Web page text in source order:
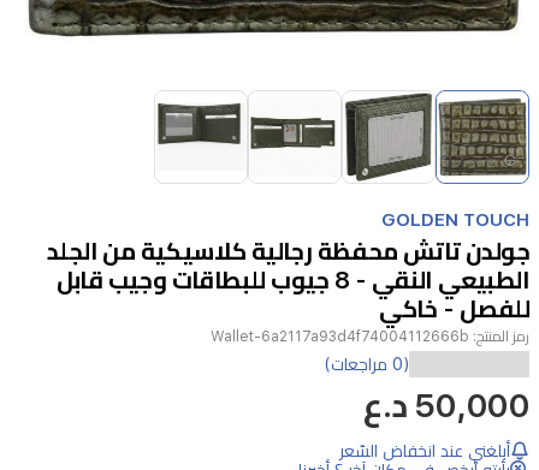
Item
1
of
4
1
4
GOLDEN TOUCH
جولدن تاتش محفظة رجالية كلاسيكية من الجلد
الطبيعي النقي - 8 جيوب للبطاقات وجيب قابل
للفصل - خاكي
رمز المنتج: Wallet-6a2117a93d4f74004112666b
بالأناقة
والعملية
(0 مراجعات)
50,000 د.ع
أبلغني عند انخفاض السّعر